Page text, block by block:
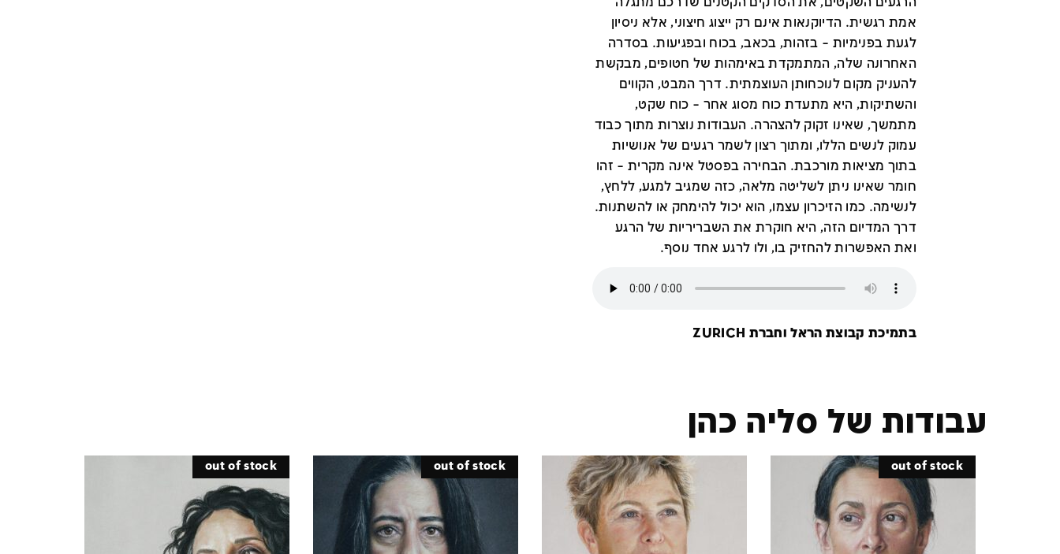
אמת רגשית. הדיוקנאות אינם רק ייצוג חיצוני, אלא ניסיון
לגעת בפנימיות – בזהות, בכאב, בכוח ובפגיעות. בסדרה
האחרונה שלה, המתמקדת באימהות של חטופים, מבקשת
להעניק מקום לנוכחותן העוצמתית. דרך המבט, הקווים
והשתיקות, היא מתעדת כוח מסוג אחר – כוח שקט,
מתמשך, שאינו זקוק להצהרה. העבודות נוצרות מתוך כבוד
עמוק לנשים הללו, ומתוך רצון לשמר רגעים של אנושיות
בתוך מציאות מורכבת. הבחירה בפסטל אינה מקרית – זהו
חומר שאינו ניתן לשליטה מלאה, כזה שמגיב למגע, ללחץ,
לנשימה. כמו הזיכרון עצמו, הוא יכול להימחק או להשתנות.
דרך המדיום הזה, היא חוקרת את השבריריות של הרגע
ואת האפשרות להחזיק בו, ולו לרגע אחד נוסף.
בתמיכת קבוצת הראל וחברת ZURICH
עבודות של סליה כהן
out of stock
out of stock
out of stock